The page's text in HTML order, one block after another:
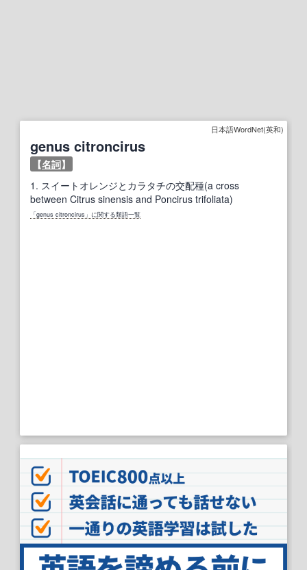
日本語WordNet(英和)
genus citroncirus
【名詞】
1. スイートオレンジとカラタチの交配種(a cross
between Citrus sinensis and Poncirus trifoliata)
「genus citroncirus」に関する類語一覧